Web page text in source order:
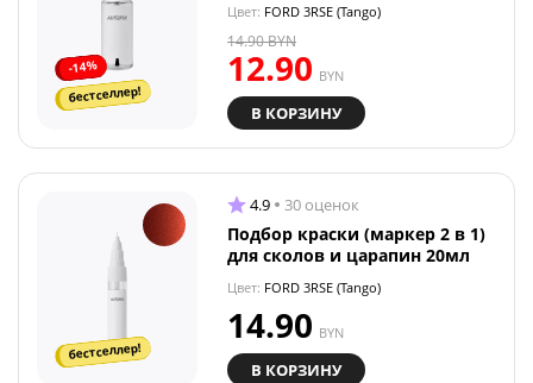
-14%
бестселлер!
Цвет: FORD 3RSE (Tango)
12.90 BYN
14.90BYN
В КОРЗИНУ
бестселлер!
4.9 30 оценок
Подбор краски (маркер 2 в 1)
для сколов и царапин 20мл
Цвет: FORD 3RSE (Tango)
14.90 BYN
В КОРЗИНУ